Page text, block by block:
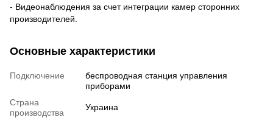
- Видеонаблюдения за счет интеграции камер сторонних
производителей.
Основные характеристики
Подключение
беспроводная станция управления
приборами
Страна
производства
Украина